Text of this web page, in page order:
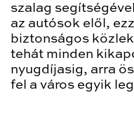
szalag
az autósok elől,
biztonságos
tehát minden
nyugdíjasig, arra
fel a város egyik